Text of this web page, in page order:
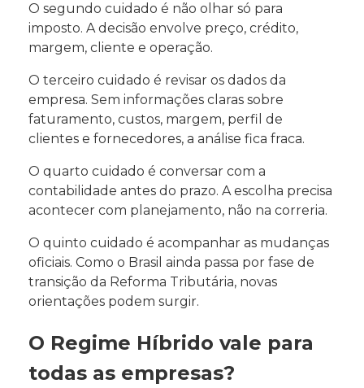
O segundo cuidado é não olhar só para
imposto. A decisão envolve preço, crédito,
margem, cliente e operação.
O terceiro cuidado é revisar os dados da
empresa. Sem informações claras sobre
faturamento, custos, margem, perfil de
clientes e fornecedores, a análise fica fraca.
O quarto cuidado é conversar com a
contabilidade antes do prazo. A escolha precisa
acontecer com planejamento, não na correria.
O quinto cuidado é acompanhar as mudanças
oficiais. Como o Brasil ainda passa por fase de
transição da Reforma Tributária, novas
orientações podem surgir.
O Regime Híbrido vale para
todas as empresas?